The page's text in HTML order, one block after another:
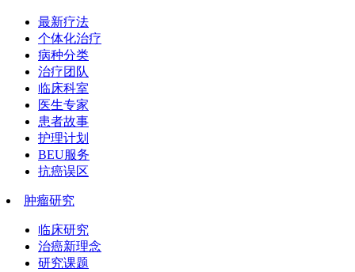
最新疗法
个体化治疗
病种分类
治疗团队
临床科室
医生专家
患者故事
护理计划
BEU服务
抗癌误区
肿瘤研究
临床研究
治癌新理念
研究课题